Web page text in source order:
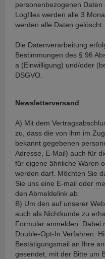
personenbezogenen
Logfiles werden alle 3
werden alle Daten gelöscht.
Die Datenverarbeitung
Bestimmungen des § 96
a (Einwilligung) und/oder
DSGVO.
Newsletterversand
A) Mit dem
zu, dass die von ihm im
bekannt gegebenen
Adresse, E-Mail) auch für
für eigene ähnliche Waren
werden darf. Möchten Sie
Sie uns eine E-mail oder
den Abmeldelink ab.
B) Um den auf unserer
auch als Nichtkunde zu
Formular anmelden. Dabei
Double-Opt-In Verfahren.
Bestätigungsmail an Ihre
gesendet, mit der Bitte um